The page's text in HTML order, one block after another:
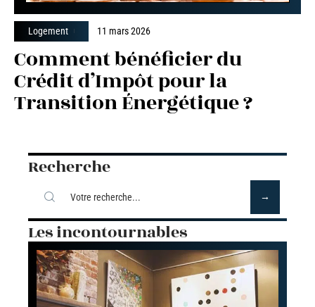
Logement 11 mars 2026
Comment bénéficier du
Crédit d’Impôt pour la
Transition Énergétique ?
Recherche
Les incontournables